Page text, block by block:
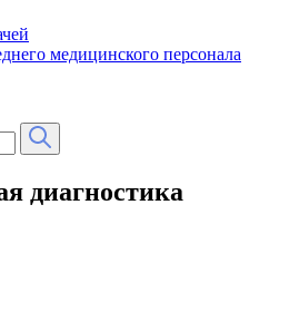
медицинского персонала
диагностика